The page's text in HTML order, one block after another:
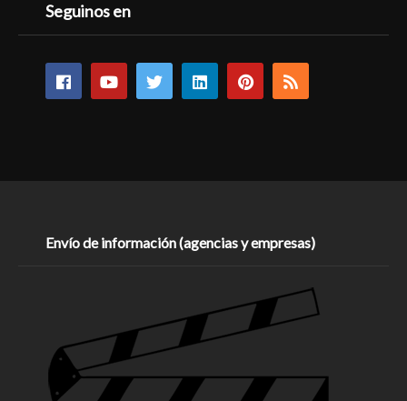
Seguinos en
Envío de información (agencias y empresas)